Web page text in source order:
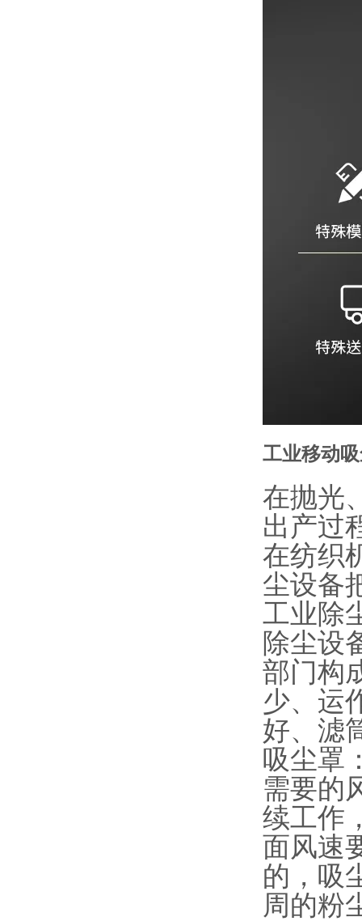
工业移动
在抛光
出产过
在纺织
尘设备
工业除
除尘设
部门构
少、运
好、滤
吸尘罩
需要的
续工作
面风速
的，吸
周的粉